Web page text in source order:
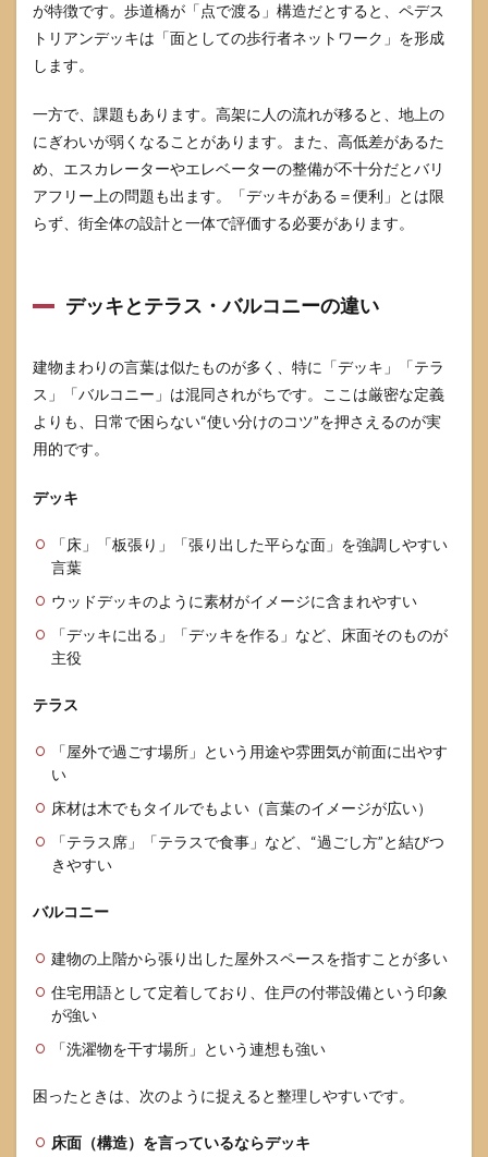
が特徴です。歩道橋が「点で渡る」構造だとすると、ペデス
トリアンデッキは「面としての歩行者ネットワーク」を形成
します。
一方で、課題もあります。高架に人の流れが移ると、地上の
にぎわいが弱くなることがあります。また、高低差があるた
め、エスカレーターやエレベーターの整備が不十分だとバリ
アフリー上の問題も出ます。「デッキがある＝便利」とは限
らず、街全体の設計と一体で評価する必要があります。
デッキとテラス・バルコニーの違い
建物まわりの言葉は似たものが多く、特に「デッキ」「テラ
ス」「バルコニー」は混同されがちです。ここは厳密な定義
よりも、日常で困らない“使い分けのコツ”を押さえるのが実
用的です。
デッキ
「床」「板張り」「張り出した平らな面」を強調しやすい
言葉
ウッドデッキのように素材がイメージに含まれやすい
「デッキに出る」「デッキを作る」など、床面そのものが
主役
テラス
「屋外で過ごす場所」という用途や雰囲気が前面に出やす
い
床材は木でもタイルでもよい（言葉のイメージが広い）
「テラス席」「テラスで食事」など、“過ごし方”と結びつ
きやすい
バルコニー
建物の上階から張り出した屋外スペースを指すことが多い
住宅用語として定着しており、住戸の付帯設備という印象
が強い
「洗濯物を干す場所」という連想も強い
困ったときは、次のように捉えると整理しやすいです。
床面（構造）を言っているならデッキ